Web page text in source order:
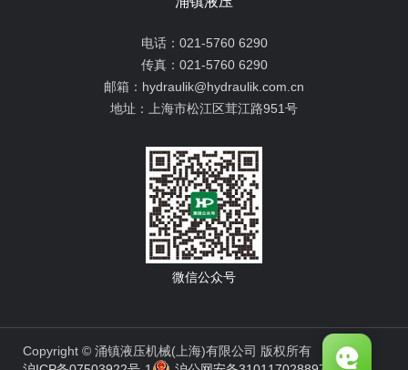
电话： 021-5760 6290
传真： 021-5760 6290
邮箱： hydraulik@hydraulik.com.cn
地址： 上海市松江区茸江路951号
微信公众号
Copyright © 涌镇液压机械(上海)有限公司 版权所有